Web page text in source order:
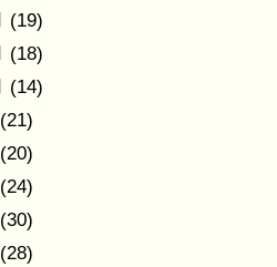
(19)
(18)
(14)
(21)
(20)
(24)
(30)
(28)